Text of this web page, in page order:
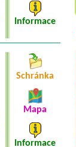
Informace
Schránka
Mapa
Informace